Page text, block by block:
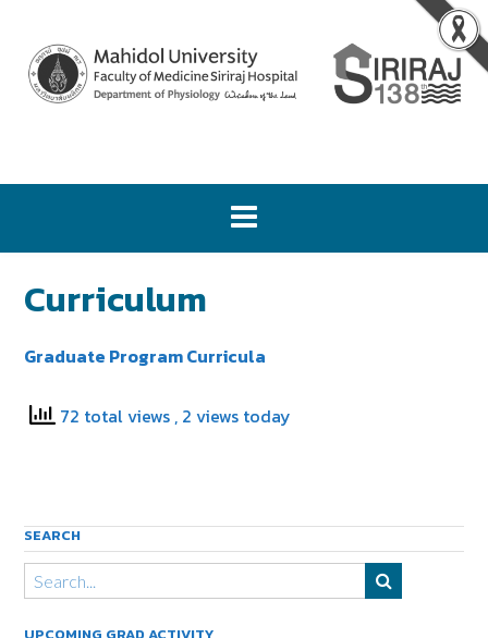
Curriculum
Graduate Program Curricula
72 total views , 2 views today
SEARCH